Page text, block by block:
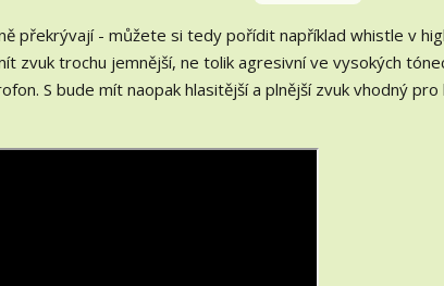
překrývají - můžete si tedy pořídit například whistle v
zvuk trochu jemnější, ne tolik agresivní ve vysokých
S bude mít naopak hlasitější a plnější zvuk vhodný pro